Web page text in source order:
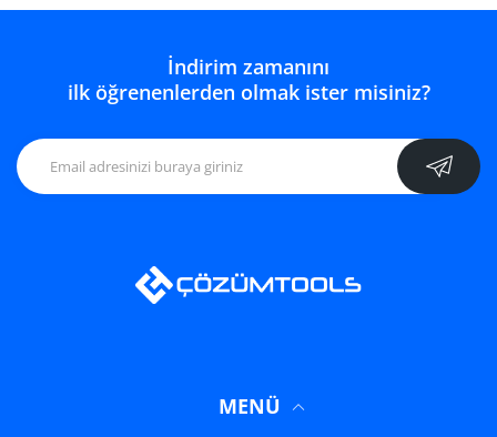
İndirim zamanını
ilk öğrenenlerden olmak ister misiniz?
MENÜ